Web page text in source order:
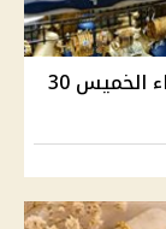
أسعار الذهب الآن بمنتصف تعاملات مساء الخميس 30